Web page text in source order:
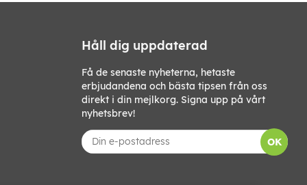
Håll dig uppdaterad
Få de senaste nyheterna, hetaste
erbjudandena och bästa tipsen från oss
direkt i din mejlkorg. Signa upp på vårt
nyhetsbrev!
OK